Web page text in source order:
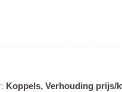
Koppels, Verhouding prijs/